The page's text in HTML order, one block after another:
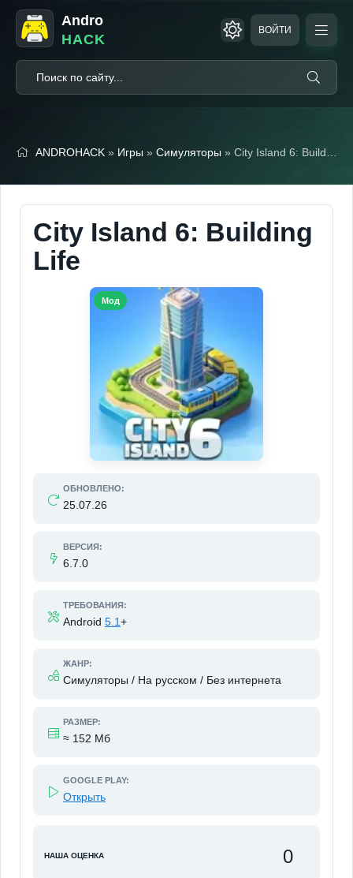
Andro
HACK
ВОЙТИ
ANDROHACK » Игры » Симуляторы » City Island 6: Building Life (Мод, Много денег)
City Island 6: Building
Life
ОБНОВЛЕНО:
25.07.26
ВЕРСИЯ:
6.7.0
ТРЕБОВАНИЯ:
Android 5.1+
ЖАНР:
Симуляторы / На русском / Без интернета
РАЗМЕР:
≈ 152 Мб
GOOGLE PLAY:
Открыть
НАША ОЦЕНКА 0
Мод